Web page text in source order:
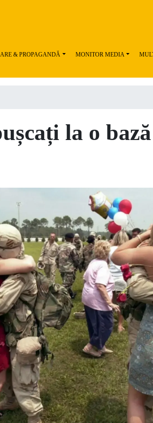
& PROPAGANDĂ MONITOR MEDIA
la o